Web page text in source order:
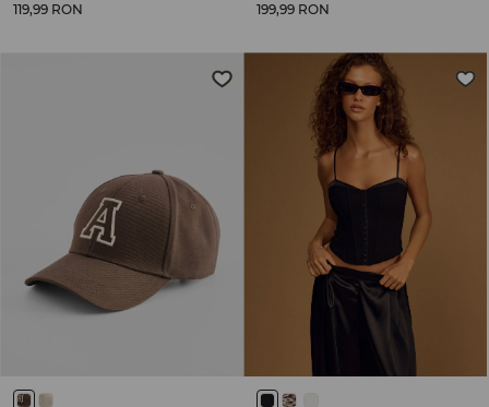
119,99 RON
199,99 RON